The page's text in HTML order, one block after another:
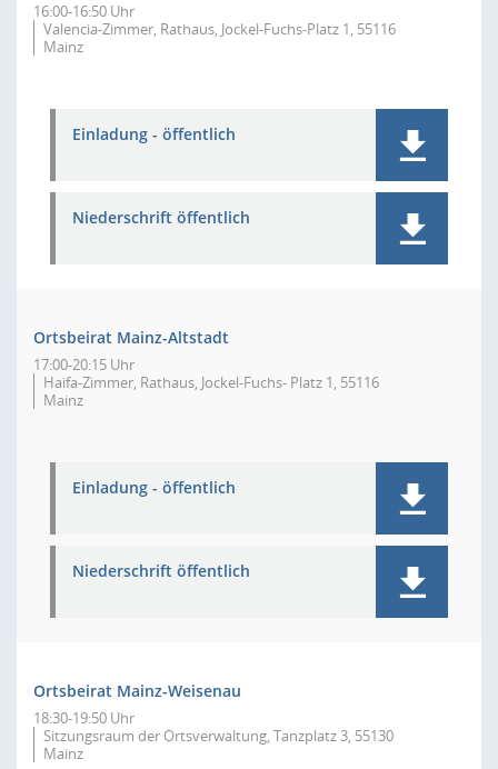
16:00-16:50 Uhr
Valencia-Zimmer, Rathaus, Jockel-Fuchs-Platz 1, 55116
Mainz
Einladung - öffentlich
Niederschrift öffentlich
Ortsbeirat Mainz-Altstadt
17:00-20:15 Uhr
Haifa-Zimmer, Rathaus, Jockel-Fuchs- Platz 1, 55116
Mainz
Einladung - öffentlich
Niederschrift öffentlich
Ortsbeirat Mainz-Weisenau
18:30-19:50 Uhr
Sitzungsraum der Ortsverwaltung, Tanzplatz 3, 55130
Mainz